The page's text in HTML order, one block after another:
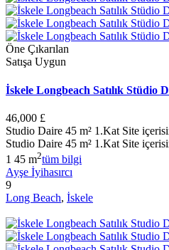
Öne Çıkarılan
Satışa Uygun
İskele Longbeach Satılık Stüdio
46,000 £
Studio Daire 45 m² 1.Kat Site
Studio Daire 45 m² 1.Kat Site
1 45 m2tüm bilgi
Ayşe İyihasırcı
9
Long Beach, İskele